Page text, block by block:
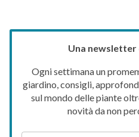
Una newsletter
Ogni settimana un
giardino, consigli,
sul mondo delle piante
novità da non